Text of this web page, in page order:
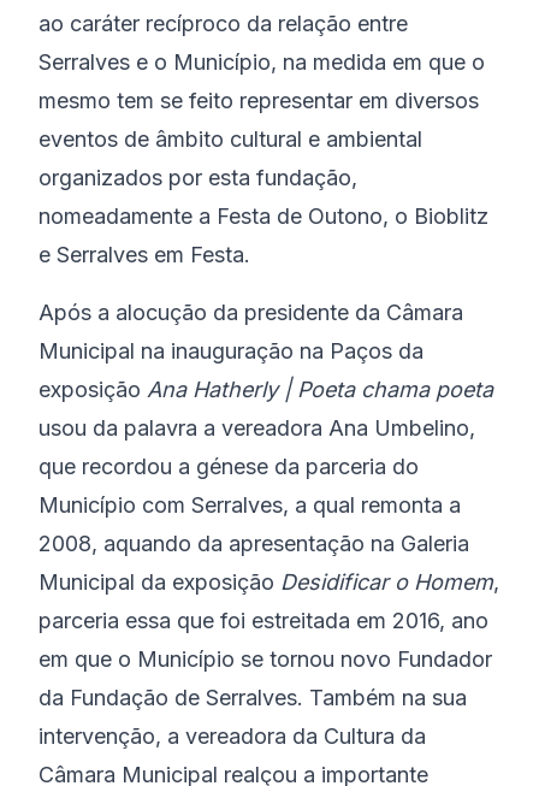
ao caráter recíproco da relação entre
Serralves e o Município, na medida em que o
mesmo tem se feito representar em diversos
eventos de âmbito cultural e ambiental
organizados por esta fundação,
nomeadamente a Festa de Outono, o Bioblitz
e Serralves em Festa.
Após a alocução da presidente da Câmara
Municipal na inauguração na Paços da
exposição Ana Hatherly | Poeta chama poeta
usou da palavra a vereadora Ana Umbelino,
que recordou a génese da parceria do
Município com Serralves, a qual remonta a
2008, aquando da apresentação na Galeria
Municipal da exposição Desidificar o Homem,
parceria essa que foi estreitada em 2016, ano
em que o Município se tornou novo Fundador
da Fundação de Serralves. Também na sua
intervenção, a vereadora da Cultura da
Câmara Municipal realçou a importante